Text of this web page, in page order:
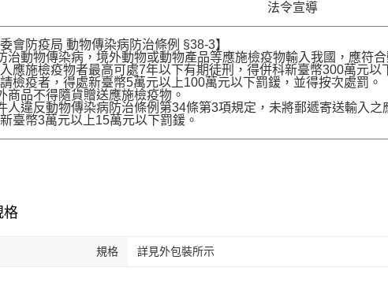
法令宣導
會防疫局 動物傳染病防治條例 §38-3】
治動物傳染病，境外動物或動物產品等應施檢疫物輸入我國，應符
應施檢疫物者最高可處7年以下有期徒刑，得併科新臺幣300萬元
檢疫者，得處新臺幣5萬元以上100萬元以下罰鍰，並得按次處罰。
商品不得隨貨贈送應施檢疫物。
人違反動物傳染病防治條例第34條第3項規定，未將郵遞寄送輸入
臺幣3萬元以上15萬元以下罰鍰。
格
規格 詳見外包裝所示